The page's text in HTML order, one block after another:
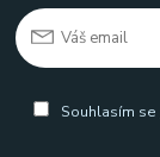
Souhlasím se